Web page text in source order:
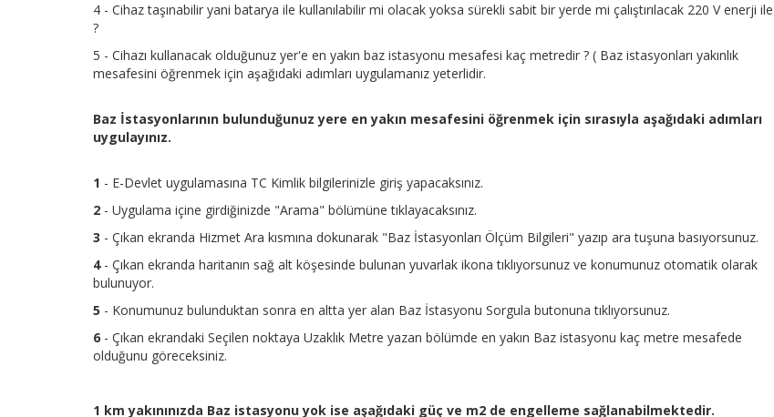
4 - Cihaz taşınabilir yani batarya ile kullanılabilir mi olacak yoksa sürekli sabit bir yerde mi çalıştırılacak 220 V enerji ile
?
5 - Cihazı kullanacak olduğunuz yer'e en yakın baz istasyonu mesafesi kaç metredir ? ( Baz istasyonları yakınlık
mesafesini öğrenmek için aşağıdaki adımları uygulamanız yeterlidir.
Baz İstasyonlarının bulunduğunuz yere en yakın mesafesini öğrenmek için sırasıyla aşağıdaki adımları
uygulayınız.
1 - E-Devlet uygulamasına TC Kimlik bilgilerinizle giriş yapacaksınız.
2 - Uygulama içine girdiğinizde "Arama" bölümüne tıklayacaksınız.
3 - Çıkan ekranda Hizmet Ara kısmına dokunarak "Baz İstasyonları Ölçüm Bilgileri" yazıp ara tuşuna basıyorsunuz.
4- Çıkan ekranda haritanın sağ alt köşesinde bulunan yuvarlak ikona tıklıyorsunuz ve konumunuz otomatik olarak
bulunuyor.
5 - Konumunuz bulunduktan sonra en altta yer alan Baz İstasyonu Sorgula butonuna tıklıyorsunuz.
6 - Çıkan ekrandaki Seçilen noktaya Uzaklık Metre yazan bölümde en yakın Baz istasyonu kaç metre mesafede
olduğunu göreceksiniz.
1 km yakınınızda Baz istasyonu yok ise aşağıdaki güç ve m2 de engelleme sağlanabilmektedir.